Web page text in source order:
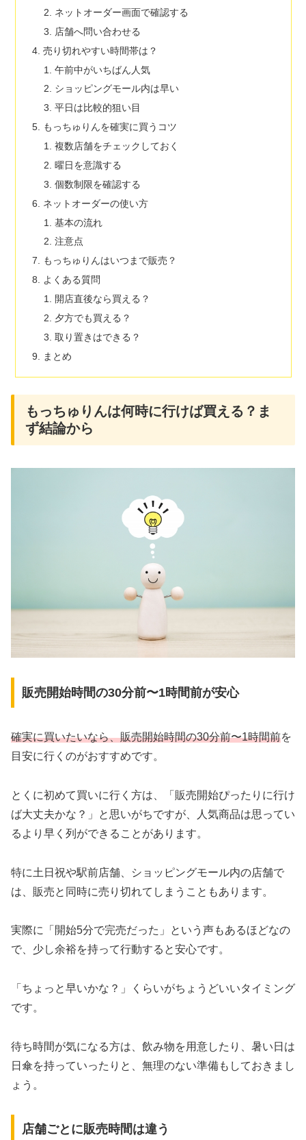
ネットオーダー画面で確認する
店舗へ問い合わせる
売り切れやすい時間帯は？
午前中がいちばん人気
ショッピングモール内は早い
平日は比較的狙い目
もっちゅりんを確実に買うコツ
複数店舗をチェックしておく
曜日を意識する
個数制限を確認する
ネットオーダーの使い方
基本の流れ
注意点
もっちゅりんはいつまで販売？
よくある質問
開店直後なら買える？
夕方でも買える？
取り置きはできる？
まとめ
もっちゅりんは何時に行けば買える？ま
ず結論から
販売開始時間の30分前〜1時間前が安心
確実に買いたいなら、販売開始時間の30分前〜1時間前を
目安に行くのがおすすめです。
とくに初めて買いに行く方は、「販売開始ぴったりに行け
ば大丈夫かな？」と思いがちですが、人気商品は思ってい
るより早く列ができることがあります。
特に土日祝や駅前店舗、ショッピングモール内の店舗で
は、販売と同時に売り切れてしまうこともあります。
実際に「開始5分で完売だった」という声もあるほどなの
で、少し余裕を持って行動すると安心です。
「ちょっと早いかな？」くらいがちょうどいいタイミング
です。
待ち時間が気になる方は、飲み物を用意したり、暑い日は
日傘を持っていったりと、無理のない準備もしておきまし
ょう。
店舗ごとに販売時間は違う